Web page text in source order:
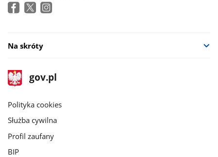
Na skróty
stopka
gov.pl
Strona
gov.pl
gov.pl
Polityka cookies
Służba cywilna
Profil zaufany
BIP